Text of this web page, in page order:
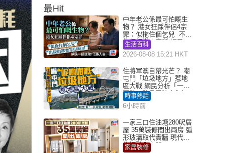
最Hit
中年老公係最可怕嘅生
物？ 港女狂踩伴侶4宗
罪：似拖住個乞兒 不解
為何經常去廁所 網民一
語道破
生活百科
2026-08-08 15:21 HKT
住將軍澳自帶光芒？ 嘲
屯門「垃圾地方」惹地
區大戰 網民分析「一共
同點」秒息風波｜Juicy
叮
時事熱話
6小時前
一家三口住油塘280呎居
屋 35萬裝修間出兩房 弧
形玻璃取代實牆 現代神
枱櫃融入玄關
家居裝修